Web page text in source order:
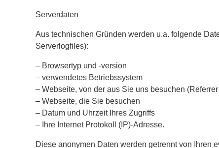
Serverdaten
Aus technischen Gründen werden u.a. folgende
Serverlogfiles):
– Browsertyp und -version
– verwendetes Betriebssystem
– Webseite, von der aus Sie uns besuchen
– Webseite, die Sie besuchen
– Datum und Uhrzeit Ihres Zugriffs
– Ihre Internet Protokoll (IP)-Adresse.
Diese anonymen Daten werden getrennt von Ihren